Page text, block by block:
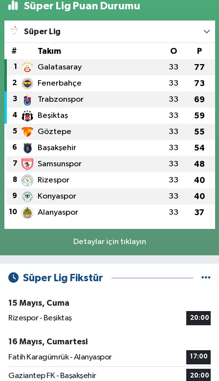
Süper Lig Puan Durumu
Süper Lig
# Takım O P
1 Galatasaray 33 77
2 Fenerbahçe 33 73
3 Trabzonspor 33 69
4 Beşiktaş 33 59
5 Göztepe 33 55
6 Başakşehir 33 54
7 Samsunspor 33 48
8 Rizespor 33 40
9 Konyaspor 33 40
10 Alanyaspor 33 37
Detaylar için tıklayın
Süper Lig Fikstür
15 Mayıs, Cuma
Rizespor - Beşiktaş
20:00
16 Mayıs, Cumartesi
Fatih Karagümrük - Alanyaspor
17:00
Gaziantep FK - Başakşehir 20:00